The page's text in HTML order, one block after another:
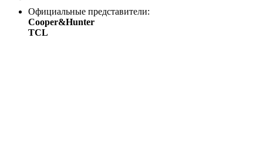
Официальные представители:
Cooper&Hunter
TCL